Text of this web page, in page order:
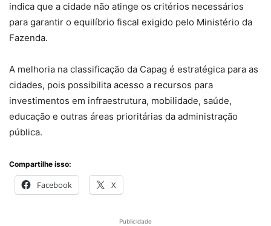
indica que a cidade não atinge os critérios necessários
para garantir o equilíbrio fiscal exigido pelo Ministério da
Fazenda.
A melhoria na classificação da Capag é estratégica para as
cidades, pois possibilita acesso a recursos para
investimentos em infraestrutura, mobilidade, saúde,
educação e outras áreas prioritárias da administração
pública.
Compartilhe isso:
Facebook X
Publicidade